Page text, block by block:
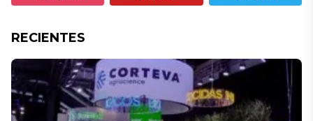
RECIENTES